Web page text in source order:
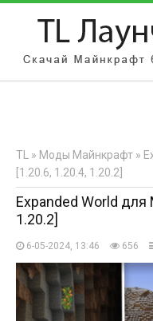
АВТОРИЗАЦИЯ НА
TL » Моды Майнкрафт »
[1.20.6, 1.20.4, 1.20.2]
Expanded World для
1.20.2]
6-05-2024, 13:46 656